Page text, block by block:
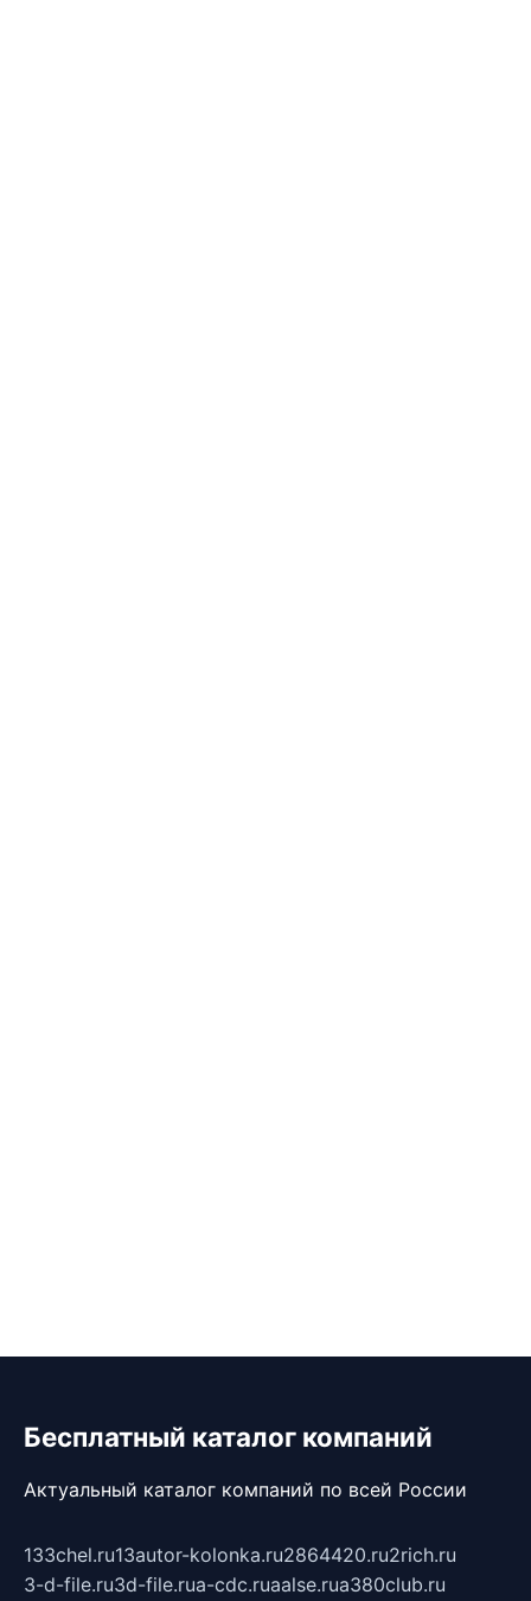
Бесплатный каталог компаний
Актуальный каталог компаний по всей России
133chel.ru13autor-kolonka.ru2864420.ru2rich.ru
3-d-file.ru3d-file.rua-cdc.ruaalse.rua380club.ru